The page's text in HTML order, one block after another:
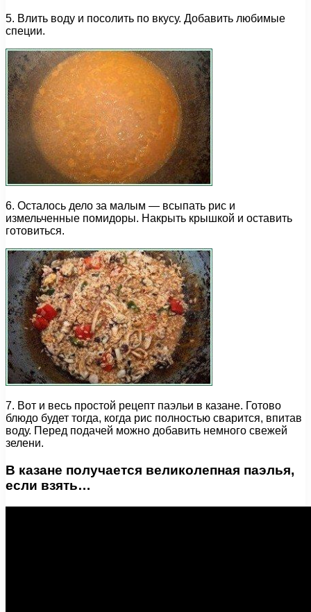
5. Влить воду и посолить по вкусу. Добавить любимые
специи.
6. Осталось дело за малым — всыпать рис и
измельченные помидоры. Накрыть крышкой и оставить
готовиться.
7. Вот и весь простой рецепт паэльи в казане. Готово
блюдо будет тогда, когда рис полностью сварится, впитав
воду. Перед подачей можно добавить немного свежей
зелени.
В казане получается великолепная паэлья,
если взять…